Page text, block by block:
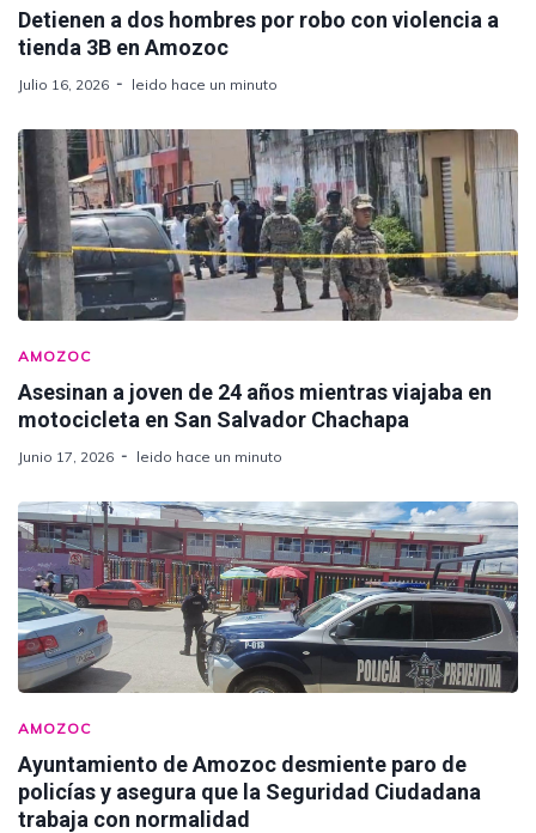
Detienen a dos hombres por robo con violencia a
tienda 3B en Amozoc
Julio 16, 2026 leido hace un minuto
AMOZOC
Asesinan a joven de 24 años mientras viajaba en
motocicleta en San Salvador Chachapa
Junio 17, 2026 leido hace un minuto
AMOZOC
Ayuntamiento de Amozoc desmiente paro de
policías y asegura que la Seguridad Ciudadana
trabaja con normalidad